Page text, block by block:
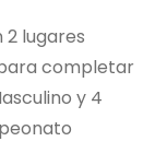
lugares
completar
y 4